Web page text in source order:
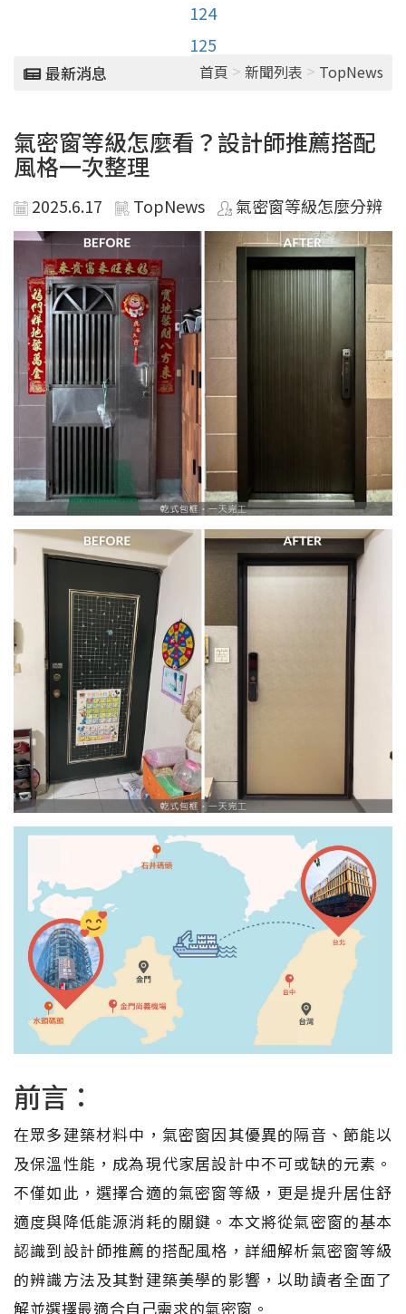
124
125
最新消息 首頁 > 新聞列表 > TopNews
氣密窗等級怎麼看？設計師推薦搭配
風格一次整理
2025.6.17 TopNews 氣密窗等級怎麼分辨
前言：
在眾多建築材料中，氣密窗因其優異的隔音、節能以
及保溫性能，成為現代家居設計中不可或缺的元素。
不僅如此，選擇合適的氣密窗等級，更是提升居住舒
適度與降低能源消耗的關鍵。本文將從氣密窗的基本
認識到設計師推薦的搭配風格，詳細解析氣密窗等級
的辨識方法及其對建築美學的影響，以助讀者全面了
解並選擇最適合自己需求的氣密窗。